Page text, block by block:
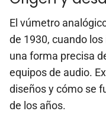
El vúmetro
de 1930, cuando
una forma precisa
equipos de audio.
diseños y cómo se
de los años.